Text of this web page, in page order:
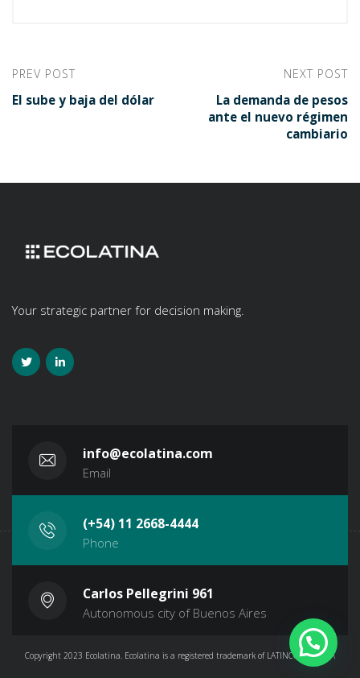
PREV POST
El sube y baja del dólar
NEXT POST
La demanda de pesos
ante el nuevo régimen
cambiario
Your strategic partner for decision making.
info@ecolatina.com
Email
(+54) 11 2668-4444
Phone
Carlos Pellegrini 961
Autonomous city of Buenos Aires
Copyright 2023 Ecolatina. Ecolatina is a registered trademark of LATINCONSULT SA